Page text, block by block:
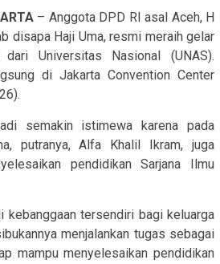
– Anggota DPD RI asal Aceh, H
disapa Haji Uma, resmi meraih gelar
Universitas Nasional (UNAS).
di Jakarta Convention Center
semakin istimewa karena pada
putranya, Alfa Khalil Ikram, juga
pendidikan Sarjana Ilmu
kebanggaan tersendiri bagi keluarga
menjalankan tugas sebagai
mampu menyelesaikan pendidikan